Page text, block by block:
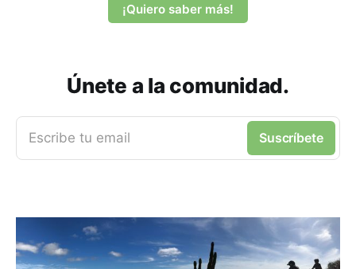
¡Quiero saber más!
Únete a la comunidad.
Escribe tu email Suscríbete